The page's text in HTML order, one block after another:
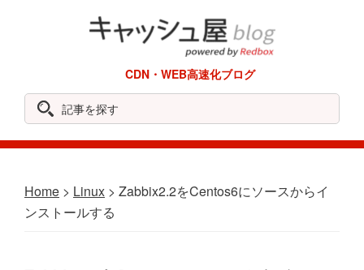
Labo
CDN・WEB高速化ブログ
記
事
を
す
Home > Linux > Zabbix2.2をCentos6にソースからイ
ンストールする